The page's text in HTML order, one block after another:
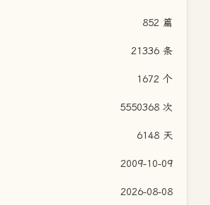
852 篇
21336 条
1672 个
5550368 次
6148 天
2009-10-09
2026-08-08